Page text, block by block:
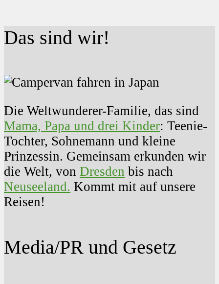
Das sind wir!
Die Weltwunderer-Familie, das sind
Mama, Papa und drei Kinder: Teenie-
Tochter, Sohnemann und kleine
Prinzessin. Gemeinsam erkunden wir
die Welt, von Dresden bis nach
Neuseeland. Kommt mit auf unsere
Reisen!
Media/PR und Gesetz